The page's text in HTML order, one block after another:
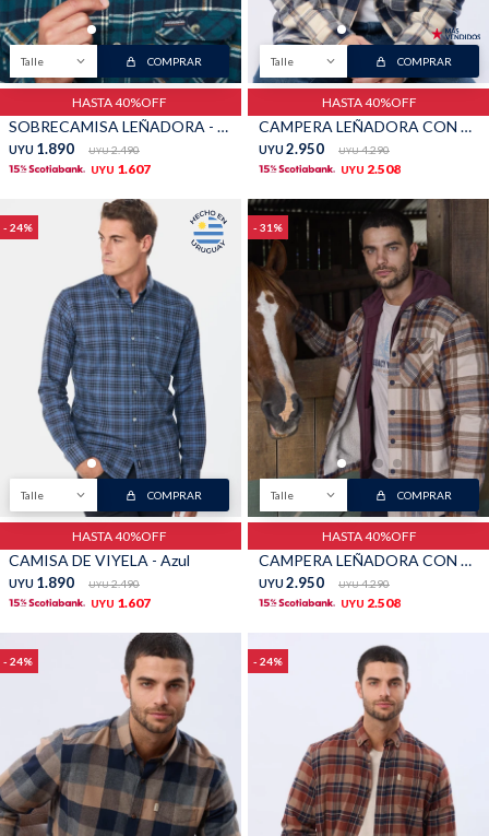
Talle COMPRAR
HASTA 40%OFF
SOBRECAMISA LEÑADORA - Verde ingles
UYU 1.890 UYU 2.490
UYU 1.607
Talle COMPRAR
HASTA 40%OFF
CAMPERA LEÑADORA CON CORDERITO - Piedra
UYU 2.950 UYU 4.290
UYU 2.508
24
Talle COMPRAR
HASTA 40%OFF
CAMISA DE VIYELA - Azul
UYU 1.890 UYU 2.490
UYU 1.607
31
Talle COMPRAR
HASTA 40%OFF
CAMPERA LEÑADORA CON CORDERITO - Marron
UYU 2.950 UYU 4.290
UYU 2.508
24 24